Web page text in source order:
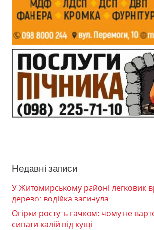
Недавні записи
У Житомирському районі легковик
дерево: водійка загинула
Огірки ростуть гачком: чому не
сипати калій під кущі